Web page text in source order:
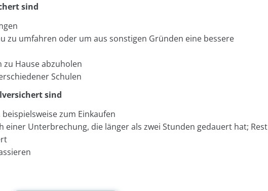
sind
zu umfahren oder um aus sonstigen Gründen eine bessere
zu Hause abzuholen
Schulen
sind
zum Einkaufen
einer Unterbrechung, die länger als zwei Stunden gedauert hat; Rest